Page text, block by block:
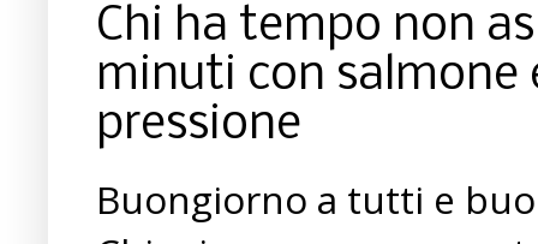
Chi ha tempo non
minuti con salmone
pressione
Buongiorno a tutti e